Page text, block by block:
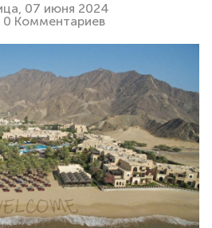
07 июня 2024
0 Комментариев